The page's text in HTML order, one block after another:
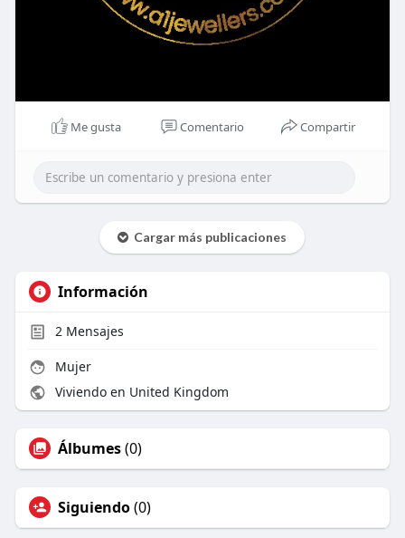
Me gusta Comentario Compartir
Cargar más publicaciones
Información
2Mensajes
Mujer
Viviendo en United Kingdom
Álbumes(0)
Siguiendo(0)